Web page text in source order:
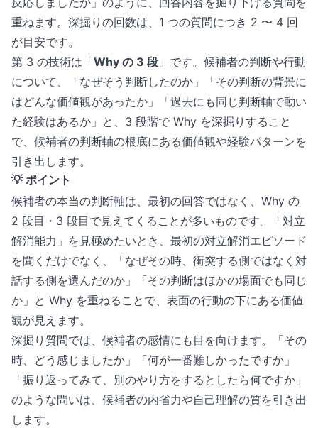
重ねます。深掘りの回数は、1 つの質問につき 2 〜 4 回
が目安です。
第 3 の技術は「Why の 3 段 」です。候補者の判断や行動
について、「なぜそう判断したのか」「その判断の背景に
はどんな価値観があったか」「過去にも同じ判断軸で動い
た経験はあるか」と、3 段階で Why を深掘りすること
で、候補者の判断軸の根底にある価値観や経験パターンを
引き出します。
💡 ポイント
候補者の本当の判断軸は、最初の回答ではなく、Why の
2 段目・3 段目で見えてくることが多いものです。「対立
解消能力」を見極めたいとき、最初の対立解消エピソード
を聞くだけでなく、「なぜその時、衝突する側ではなく対
話する側を選んだのか」「その判断はほかの場面でも同じ
か」と Why を重ねることで、表面の行動の下にある価値
観が見えます。
深掘り質問では、候補者の感情にも目を向けます。「その
時、どう感じましたか」「何が一番難しかったですか」
「振り返ってみて、別のやり方をするとしたら何ですか」
のような問いは、候補者の内省力や自己理解の質を引き出
します。